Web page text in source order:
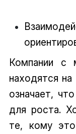
Компании с
находятся на
означает,
для роста.
те, кому это